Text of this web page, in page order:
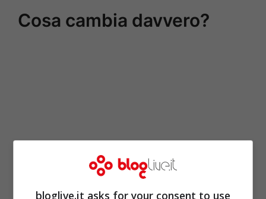
Cosa cambia davvero?
bloglive.it asks for your consent to use